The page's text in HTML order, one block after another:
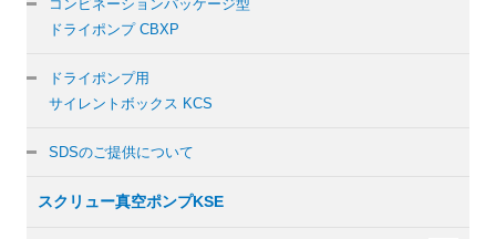
コンビネーションパッケージ型
ドライポンプ CBXP
ドライポンプ用
サイレントボックス KCS
SDSのご提供について
スクリュー真空ポンプKSE